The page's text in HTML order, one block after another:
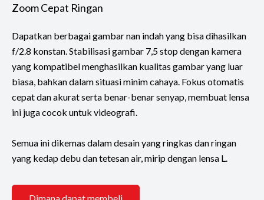
Zoom Cepat Ringan
Dapatkan berbagai gambar nan indah yang bisa dihasilkan
f/2.8 konstan. Stabilisasi gambar 7,5 stop dengan kamera
yang kompatibel menghasilkan kualitas gambar yang luar
biasa, bahkan dalam situasi minim cahaya. Fokus otomatis
cepat dan akurat serta benar-benar senyap, membuat lensa
ini juga cocok untuk videografi.
Semua ini dikemas dalam desain yang ringkas dan ringan
yang kedap debu dan tetesan air, mirip dengan lensa L.